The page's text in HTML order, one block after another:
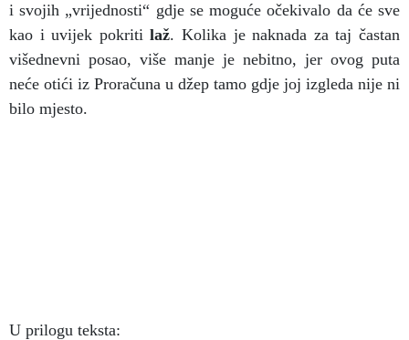
i svojih „vrijednosti“ gdje se moguće očekivalo da će sve
kao i uvijek pokritilaž. Kolika je naknada za taj častan
višednevni posao, više manje je nebitno, jer ovog puta
neće otići iz Proračuna u džep tamo gdje joj izgleda nije ni
bilo mjesto.
U prilogu teksta: